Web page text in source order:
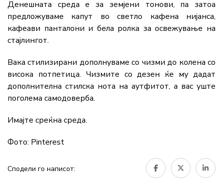
Денешната среда е за земјени тонови, па затоа
предложуваме капут во светло кафена нијанса,
кафеави панталони и бела ролка за освежување на
стајлингот.
Вака стилизирани дополнуваме со чизми до колена со
висока потпетица. Чизмите со дезен ќе му дадат
дополнителна стилска нота на аутфитот, а вас уште
поголема самодоверба.
Имајте среќна среда.
Фото: Pinterest
Сподели го написот: